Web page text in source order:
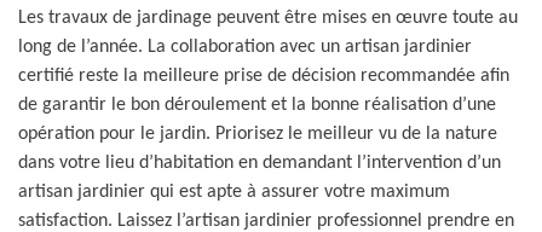
Les travaux de jardinage peuvent être mises en œuvre toute au
long de l’année. La collaboration avec un artisan jardinier
certifié reste la meilleure prise de décision recommandée afin
de garantir le bon déroulement et la bonne réalisation d’une
opération pour le jardin. Priorisez le meilleur vu de la nature
dans votre lieu d’habitation en demandant l’intervention d’un
artisan jardinier qui est apte à assurer votre maximum
satisfaction. Laissez l’artisan jardinier professionnel prendre en